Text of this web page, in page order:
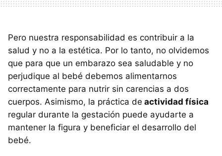
Pero nuestra responsabilidad es contribuir a la
salud y no a la estética. Por lo tanto, no olvidemos
que para que un embarazo sea saludable y no
perjudique al bebé debemos alimentarnos
correctamente para nutrir sin carencias a dos
cuerpos. Asimismo, la práctica de actividad física
regular durante la gestación puede ayudarte a
mantener la figura y beneficiar el desarrollo del
bebé.